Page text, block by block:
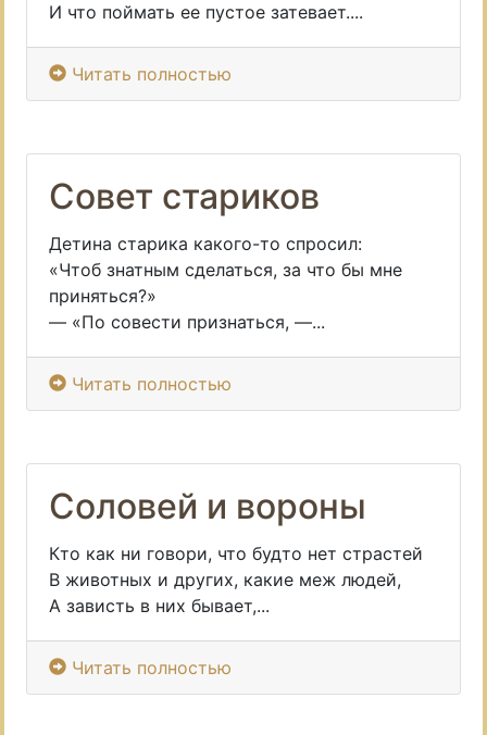
И что поймать ее пустое затевает....
Читать полностью
Совет стариков
Детина старика какого-то спросил:
«Чтоб знатным сделаться, за что бы мне
приняться?»
— «По совести признаться, —...
Читать полностью
Соловей и вороны
Кто как ни говори, что будто нет страстей
В животных и других, какие меж людей,
А зависть в них бывает,...
Читать полностью